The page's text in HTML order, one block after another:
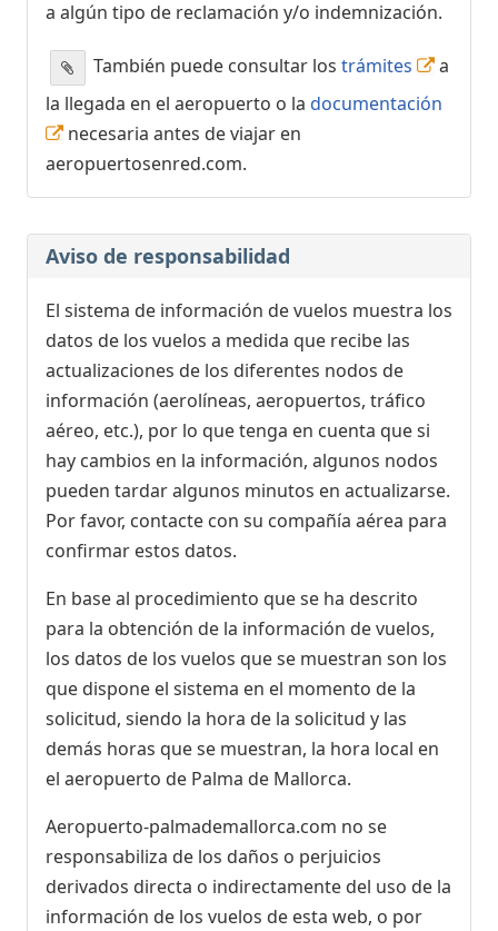
a algún tipo de reclamación y/o indemnización.
También puede consultar los trámites
a
la llegada en el aeropuerto o la documentación
necesaria antes de viajar en
aeropuertosenred.com.
Aviso de responsabilidad
El sistema de información de vuelos muestra los
datos de los vuelos a medida que recibe las
actualizaciones de los diferentes nodos de
información (aerolíneas, aeropuertos, tráfico
aéreo, etc.), por lo que tenga en cuenta que si
hay cambios en la información, algunos nodos
pueden tardar algunos minutos en actualizarse.
Por favor, contacte con su compañía aérea para
confirmar estos datos.
En base al procedimiento que se ha descrito
para la obtención de la información de vuelos,
los datos de los vuelos que se muestran son los
que dispone el sistema en el momento de la
solicitud, siendo la hora de la solicitud y las
demás horas que se muestran, la hora local en
el aeropuerto de Palma de Mallorca.
Aeropuerto-palmademallorca.com no se
responsabiliza de los daños o perjuicios
derivados directa o indirectamente del uso de la
información de los vuelos de esta web, o por